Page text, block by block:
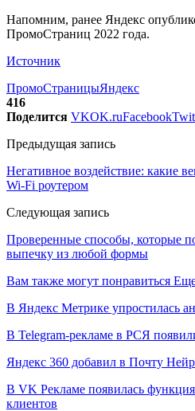
Напомним, ранее Яндекс
ПромоСтраниц 2022 года.
Источник
ПромоСтраницыЯндекс
416
Поделится VKOK.ruFacebook
Предыдущая запись
Негативное воздействие: какие
Wi-Fi роутером
Следующая запись
Проверенные способы, которые
выпечку из любой формы
Вам также могут понравиться Еще
В Яндекс Метрике упростилась
В Telegram-рекламе в РСЯ
Яндекс 360 добавил в Почту
В VK Рекламе появилась
клиентов